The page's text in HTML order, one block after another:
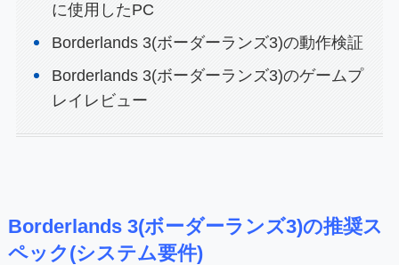
に使用したPC
Borderlands 3(ボーダーランズ3)の動作検証
Borderlands 3(ボーダーランズ3)のゲームプ
レイレビュー
Borderlands 3(ボーダーランズ3)の推奨ス
ペック(システム要件)